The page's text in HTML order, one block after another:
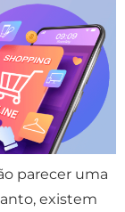
parecer uma
existem